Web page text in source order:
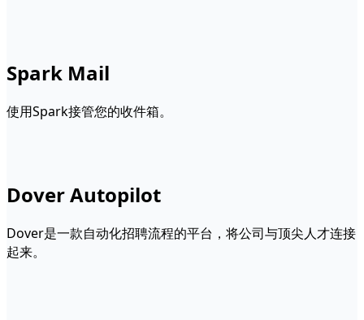
Spark Mail
使用Spark接管您的收件箱。
Dover Autopilot
Dover是一款自动化招聘流程的平台，将公司与顶尖人才连接
起来。